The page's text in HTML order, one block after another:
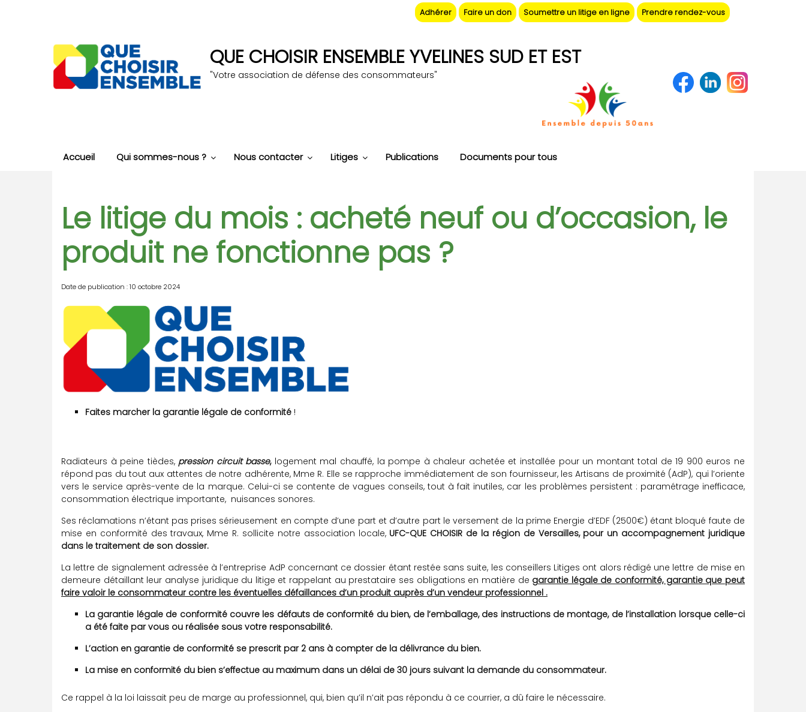
Adhérer Faire un don Soumettre un litige en ligne Prendre rendez-vous
QUE CHOISIR ENSEMBLE YVELINES SUD ET EST
"Votre association de défense des consommateurs"
Accueil Qui sommes-nous ? Nous contacter Litiges Publications Documents pour tous
Le litige du mois : acheté neuf ou d’occasion, le
produit ne fonctionne pas ?
Date de publication : 10 octobre 2024
Faites marcher la garantie légale de conformité !
Radiateurs à peine tièdes, pression circuit basse, logement mal chauffé, la pompe à chaleur achetée et installée pour un montant total de 19 900 euros ne
répond pas du tout aux attentes de notre adhérente, Mme R. Elle se rapproche immédiatement de son fournisseur, les Artisans de proximité (AdP), qui l’oriente
vers le service après-vente de la marque. Celui-ci se contente de vagues conseils, tout à fait inutiles, car les problèmes persistent : paramétrage inefficace,
consommation électrique importante, nuisances sonores.
Ses réclamations n’étant pas prises sérieusement en compte d’une part et d’autre part le versement de la prime Energie d’EDF (2500€) étant bloqué faute de
mise en conformité des travaux, Mme R. sollicite notre association locale, UFC-QUE CHOISIR de la région de Versailles, pour un accompagnement juridique
dans le traitement de son dossier.
La lettre de signalement adressée à l’entreprise AdP concernant ce dossier étant restée sans suite, les conseillers Litiges ont alors rédigé une lettre de mise en
demeure détaillant leur analyse juridique du litige et rappelant au prestataire ses obligations en matière de garantie légale de conformité, garantie que peut
faire valoir le consommateur contre les éventuelles défaillances d’un produit auprès d’un vendeur professionnel .
La garantie légale de conformité couvre les défauts de conformité du bien, de l’emballage, des instructions de montage, de l’installation lorsque celle-ci
a été faite par vous ou réalisée sous votre responsabilité.
L’action en garantie de conformité se prescrit par 2 ans à compter de la délivrance du bien.
La mise en conformité du bien s’effectue au maximum dans un délai de 30 jours suivant la demande du consommateur.
Ce rappel à la loi laissait peu de marge au professionnel, qui, bien qu’il n’ait pas répondu à ce courrier, a dû faire le nécessaire.